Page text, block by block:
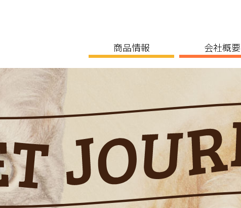
商品情報 会社概要